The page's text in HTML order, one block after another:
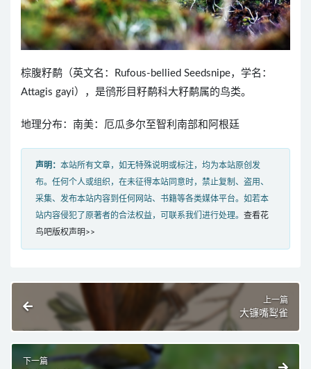
棕腹籽鹬（英文名：Rufous-bellied Seedsnipe，学名：
Attagis gayi），是鸻形目籽鹬科大籽鹬属的鸟类。
地理分布：南美：厄瓜多尔至智利南部和阿根廷
声明： 本站所有文章，如无特殊说明或标注，均为本站原创发
布。任何个人或组织，在未征得本站同意时，禁止复制、盗用、
采集、发布本站内容到任何网站、书籍等各类媒体平台。如若本
站内容侵犯了原著者的合法权益，可联系我们进行处理。 查看花
鸟吧版权声明>>
上一篇
大镰嘴䴕雀
下一篇